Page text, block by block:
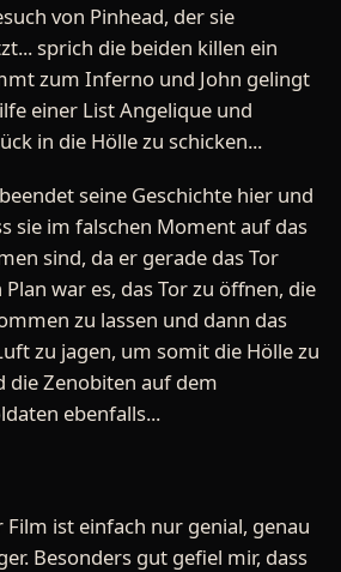
von Pinhead, der sie
sprich die beiden killen ein
zum Inferno und John gelingt
einer List Angelique und
in die Hölle zu schicken...
seine Geschichte hier und
sie im falschen Moment auf das
sind, da er gerade das Tor
war es, das Tor zu öffnen, die
zu lassen und dann das
zu jagen, um somit die Hölle zu
die Zenobiten auf dem
ebenfalls...
Film ist einfach nur genial, genau
Besonders gut gefiel mir, dass